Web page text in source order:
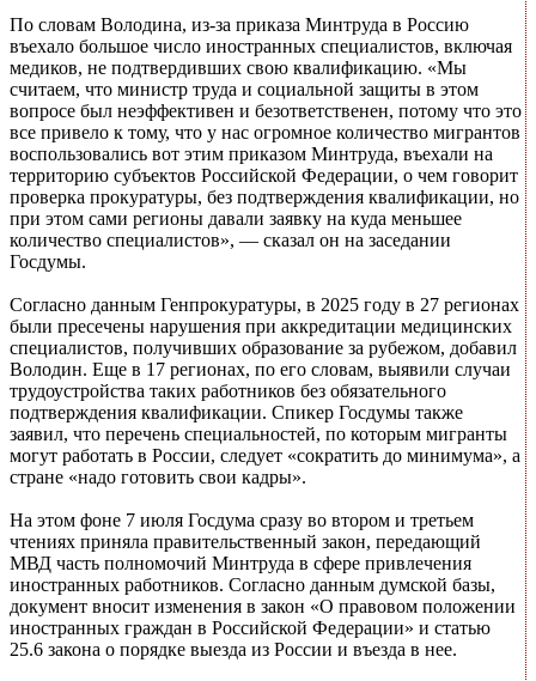
По словам Володина, из-за приказа Минтруда в Россию
въехало большое число иностранных специалистов, включая
медиков, не подтвердивших свою квалификацию. «Мы
считаем, что министр труда и социальной защиты в этом
вопросе был неэффективен и безответственен, потому что это
все привело к тому, что у нас огромное количество мигрантов
воспользовались вот этим приказом Минтруда, въехали на
территорию субъектов Российской Федерации, о чем говорит
проверка прокуратуры, без подтверждения квалификации, но
при этом сами регионы давали заявку на куда меньшее
количество специалистов», — сказал он на заседании
Госдумы.
Согласно данным Генпрокуратуры, в 2025 году в 27 регионах
были пресечены нарушения при аккредитации медицинских
специалистов, получивших образование за рубежом, добавил
Володин. Еще в 17 регионах, по его словам, выявили случаи
трудоустройства таких работников без обязательного
подтверждения квалификации. Спикер Госдумы также
заявил, что перечень специальностей, по которым мигранты
могут работать в России, следует «сократить до минимума», а
стране «надо готовить свои кадры».
На этом фоне 7 июля Госдума сразу во втором и третьем
чтениях приняла правительственный закон, передающий
МВД часть полномочий Минтруда в сфере привлечения
иностранных работников. Согласно данным думской базы,
документ вносит изменения в закон «О правовом положении
иностранных граждан в Российской Федерации» и статью
25.6 закона о порядке выезда из России и въезда в нее.